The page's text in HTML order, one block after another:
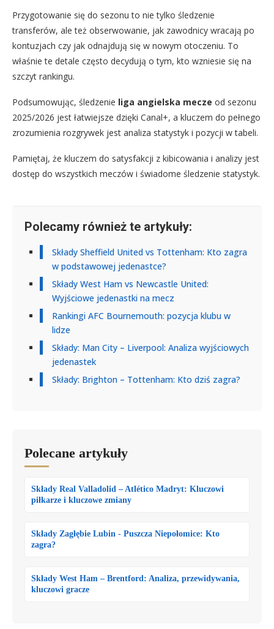
Przygotowanie się do sezonu to nie tylko śledzenie
transferów, ale też obserwowanie, jak zawodnicy wracają po
kontuzjach czy jak odnajdują się w nowym otoczeniu. To
właśnie te detale często decydują o tym, kto wzniesie się na
szczyt rankingu.
Podsumowując, śledzenie liga angielska mecze od sezonu
2025/2026 jest łatwiejsze dzięki Canal+, a kluczem do pełnego
zrozumienia rozgrywek jest analiza statystyk i pozycji w tabeli.
Pamiętaj, że kluczem do satysfakcji z kibicowania i analizy jest
dostęp do wszystkich meczów i świadome śledzenie statystyk.
Polecamy również te artykuły:
Składy Sheffield United vs Tottenham: Kto zagra
w podstawowej jedenastce?
Składy West Ham vs Newcastle United:
Wyjściowe jedenastki na mecz
Rankingi AFC Bournemouth: pozycja klubu w
lidze
Składy: Man City – Liverpool: Analiza wyjściowych
jedenastek
Składy: Brighton – Tottenham: Kto dziś zagra?
Polecane artykuły
Składy Real Valladolid – Atlético Madryt: Kluczowi
piłkarze i kluczowe zmiany
Składy Zagłębie Lubin - Puszcza Niepołomice: Kto
zagra?
Składy West Ham – Brentford: Analiza, przewidywania,
kluczowi gracze